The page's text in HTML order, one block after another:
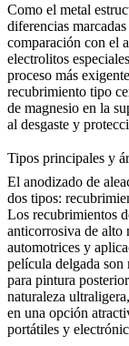
Como el metal
diferencias
comparación con el
electrolitos
proceso más
recubrimiento tipo
de magnesio en la
al desgaste y
Tipos principales y
El anodizado de
dos tipos:
Los recubrimientos
anticorrosiva de alto
automotrices y
película delgada son
para pintura
naturaleza
en una opción
portátiles y